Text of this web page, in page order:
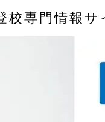
校専門情報